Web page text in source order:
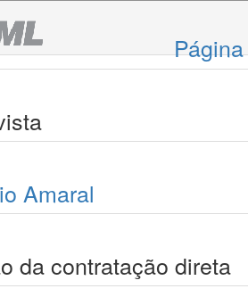
Amaral
da contratação direta